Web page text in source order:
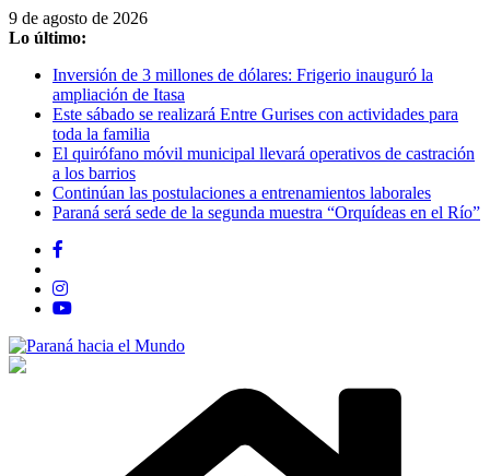
Saltar
al
9 de agosto de 2026
Lo último:
Inversión de 3 millones de dólares: Frigerio inauguró la
ampliación de Itasa
Este sábado se realizará Entre Gurises con actividades para
toda la familia
El quirófano móvil municipal llevará operativos de castración
a los barrios
Continúan las postulaciones a entrenamientos laborales
Paraná será sede de la segunda muestra “Orquídeas en el Río”